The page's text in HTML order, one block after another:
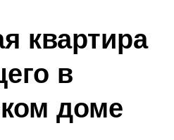
квартира
в
доме